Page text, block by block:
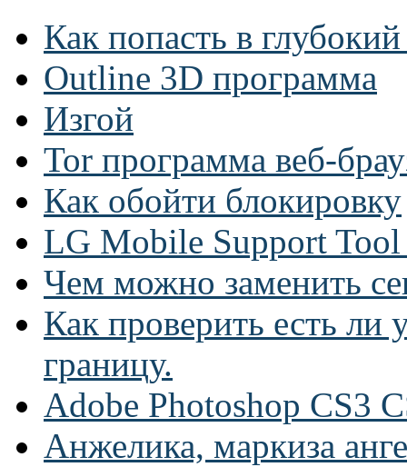
Как попасть в
Outline 3D программа
Изгой
Tor программа веб-
Как обойти блокировку
LG Mobile Support
Чем можно заменить
Как проверить есть ли
границу.
Adobe Photoshop CS3
Анжелика, маркиза